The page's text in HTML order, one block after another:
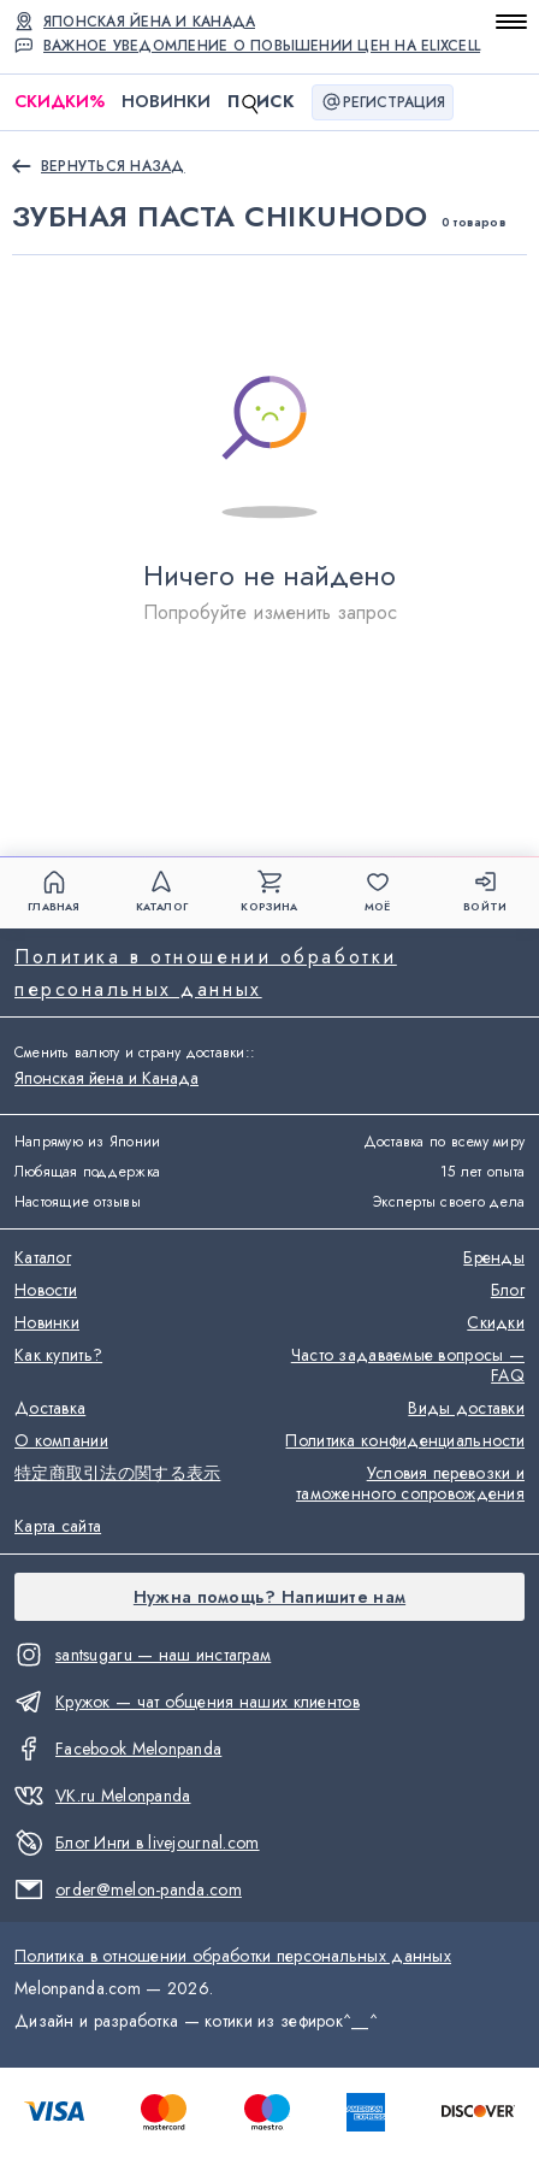
ВАЖНОЕ УВЕДОМЛЕНИЕ О ПОВЫШЕНИИ ЦЕН НА ELIXCELL
ЯПОНСКАЯ ЙЕНА И КАНАДА
СКИДКИ% НОВИНКИ П ИСК РЕГИСТРАЦИЯ
ВЕРНУТЬСЯ НАЗАД
ЗУБНАЯ ПАСТА CHIKUHODO 0 товаров
Ничего не найдено
Попробуйте изменить запрос
ГЛАВНАЯ КАТАЛОГ КОРЗИНА МОЁ ВОЙТИ
Напрямую из Японии
Доставка по всему миру
Любящая поддержка
15 лет опыта
Настоящие отзывы
Эксперты своего дела
santsugaru — наш инстаграм
Кружок — чат общения наших клиентов
Facebook Melonpanda
VK.ru Melonpanda
Блог Инги в livejournal.com
order@melon-panda.com
Политика в отношении обработки
персональных данных
Каталог
Бренды
Новости
Блог
Новинки
Скидки
Как купить?
Часто задаваемые вопросы —
FAQ
Доставка
Виды доставки
О компании
Политика конфиденциальности
特定商取引法の関する表示
Условия перевозки и
таможенного сопровождения
Карта сайта
Сменить валюту и страну доставки::
Японская йена и Канада
Нужна помощь? Напишите нам
Политика в отношении обработки персональных данных
Melonpanda.com — 2026.
Дизайн и разработка — котики из зефирок^__^